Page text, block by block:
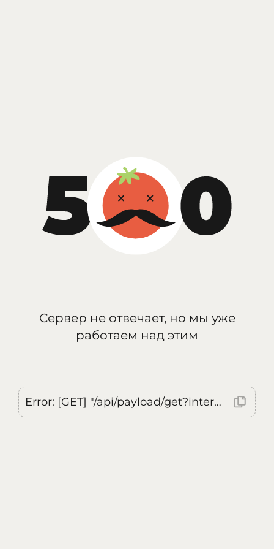
Сервер не отвечает, но мы уже
работаем над этим
Error: [GET] "/api/payload/get?internal=true&currentLocale=ru": <no response> Failed to fetch